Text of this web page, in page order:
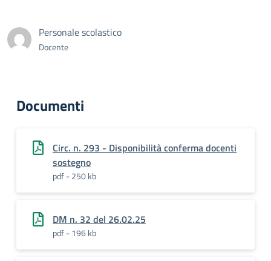
Personale scolastico
Docente
Documenti
Circ. n. 293 - Disponibilità conferma docenti
sostegno
pdf - 250 kb
DM n. 32 del 26.02.25
pdf - 196 kb